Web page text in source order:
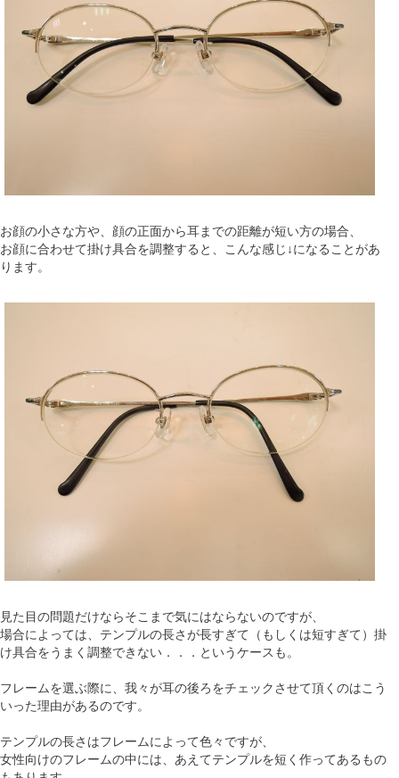
お顔の小さな方や、顔の正面から耳までの距離が短い方の場合、
お顔に合わせて掛け具合を調整すると、こんな感じ↓になることがあ
ります。
見た目の問題だけならそこまで気にはならないのですが、
場合によっては、テンプルの長さが長すぎて（もしくは短すぎて）掛
け具合をうまく調整できない．．．というケースも。
フレームを選ぶ際に、我々が耳の後ろをチェックさせて頂くのはこう
いった理由があるのです。
テンプルの長さはフレームによって色々ですが、
女性向けのフレームの中には、あえてテンプルを短く作ってあるもの